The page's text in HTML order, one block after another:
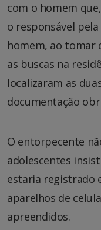
com o homem
o responsável
homem, ao tomar
as buscas na
localizaram as
documentação
O entorpecente
adolescentes
estaria registrado
aparelhos de
apreendidos.